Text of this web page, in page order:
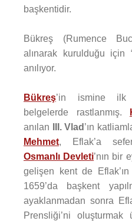
başkentidir.
Bükreş (Rumence
alınarak kurulduğu için
anılıyor.
Bükreş’in ismine ilk
belgelerde rastlanmış.
anılan
III. Vlad ’ın
Mehmet, Eflak’a
Osmanlı Devleti’nın bir
gelişen kent de
1659’da başkent
ayaklanmadan sonra
Prensliği’ni oluşturmak